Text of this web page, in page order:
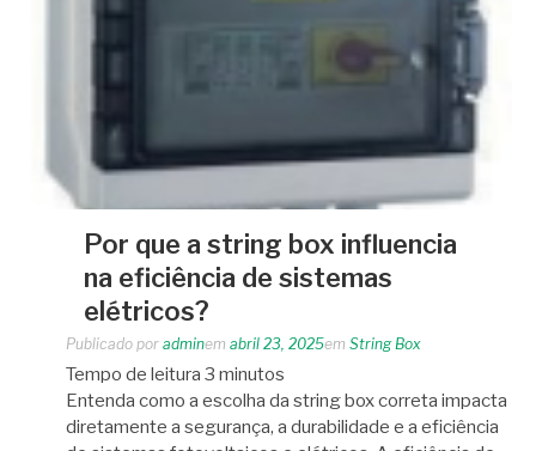
Por que a string box influencia
na eficiência de sistemas
elétricos?
Publicado por adminem abril 23, 2025em String Box
Tempo de leitura 3 minutos
Entenda como a escolha da string box correta impacta
diretamente a segurança, a durabilidade e a eficiência